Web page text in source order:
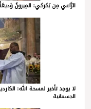
الرَّاعي مِن بَكركي: المِيرونُ
لا يوجد تأخير لمسحة الله:
الجسمانية